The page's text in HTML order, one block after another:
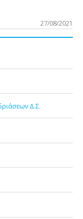
27/08/2021
Δ.Σ.